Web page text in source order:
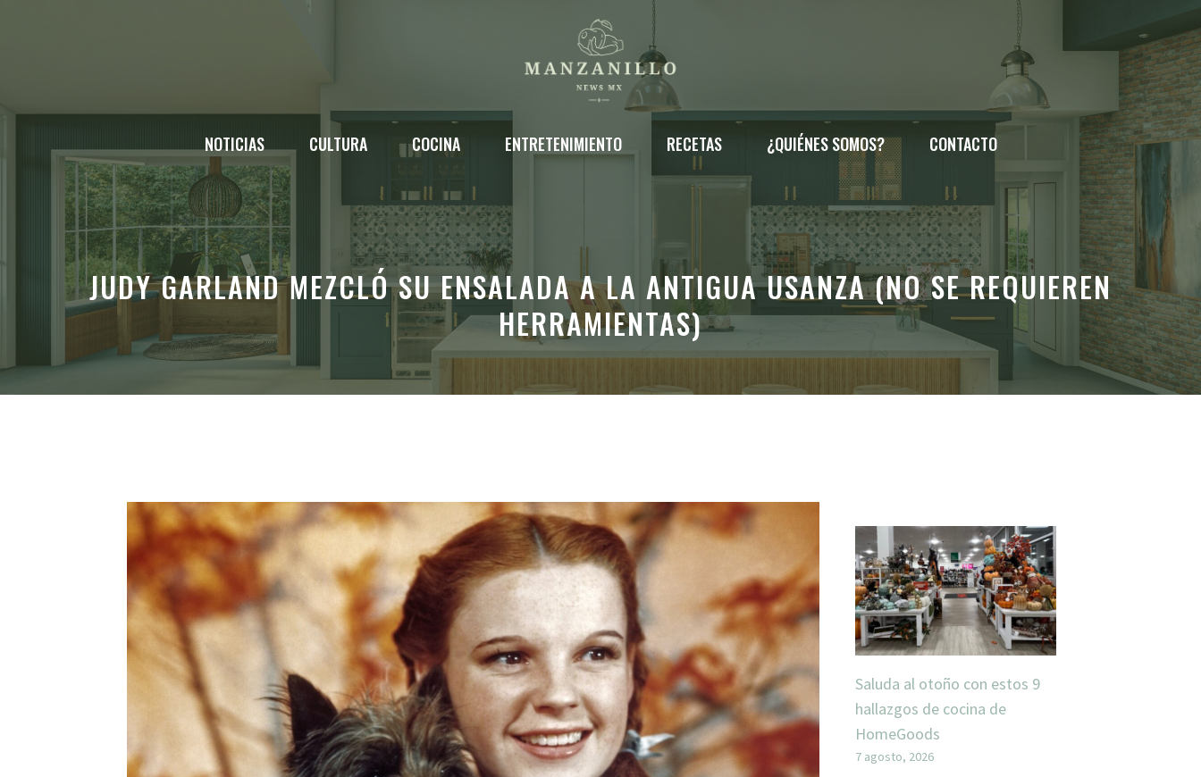
NOTICIAS CULTURA COCINA ENTRETENIMIENTO RECETAS ¿QUIÉNES SOMOS? CONTACTO
JUDY GARLAND MEZCLÓ SU ENSALADA A LA ANTIGUA USANZA (NO SE REQUIEREN
HERRAMIENTAS)
Saluda al otoño con estos 9
hallazgos de cocina de
HomeGoods
7 agosto, 2026